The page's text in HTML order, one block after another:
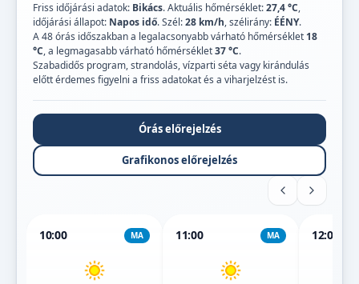
Friss időjárási adatok: Bikács. Aktuális hőmérséklet:27,4 °C,
időjárási állapot: Napos idő. Szél:28 km/h, szélirány: ÉÉNY.
A 48 órás időszakban a legalacsonyabb várható hőmérséklet 18
°C, a legmagasabb várható hőmérséklet37 °C.
Szabadidős program, strandolás, vízparti séta vagy kirándulás
előtt érdemes figyelni a friss adatokat és a viharjelzést is.
Órás előrejelzés
Grafikonos előrejelzés
10:00 MA 11:00 MA 12:00